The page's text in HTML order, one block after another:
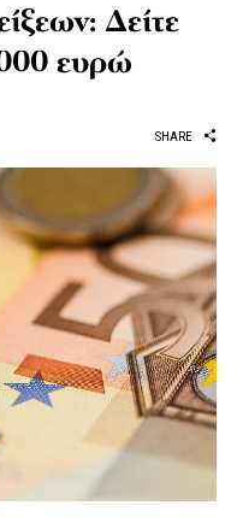
Δείτε
ευρώ
SHARE